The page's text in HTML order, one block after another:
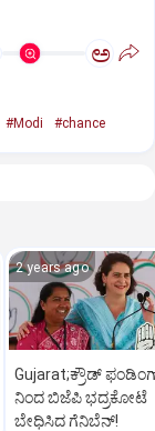
ಅ
#Modi #chance
2 years ago
Gujarat;ಕ್ರೌಡ್‌
ನಿಂದ ಬಿಜೆಪಿ ಭದ್ರಕೋಟೆ
ಬೇಧಿಸಿದ ಗೆನಿಬೆನ್‌!